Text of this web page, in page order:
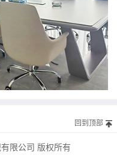
回到顶部
限公司 版权所有